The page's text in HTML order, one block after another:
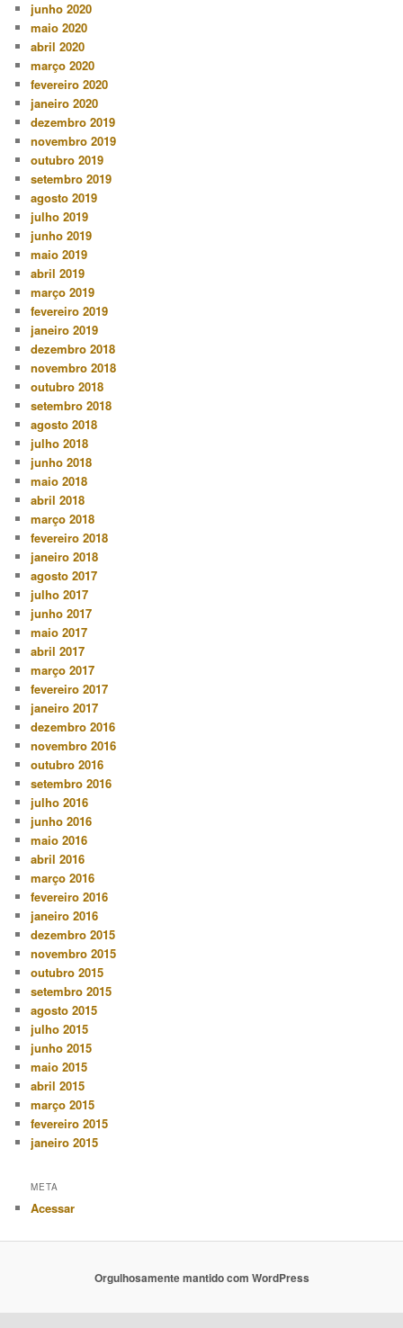
junho 2020
maio 2020
abril 2020
março 2020
fevereiro 2020
janeiro 2020
dezembro 2019
novembro 2019
outubro 2019
setembro 2019
agosto 2019
julho 2019
junho 2019
maio 2019
abril 2019
março 2019
fevereiro 2019
janeiro 2019
dezembro 2018
novembro 2018
outubro 2018
setembro 2018
agosto 2018
julho 2018
junho 2018
maio 2018
abril 2018
março 2018
fevereiro 2018
janeiro 2018
agosto 2017
julho 2017
junho 2017
maio 2017
abril 2017
março 2017
fevereiro 2017
janeiro 2017
dezembro 2016
novembro 2016
outubro 2016
setembro 2016
julho 2016
junho 2016
maio 2016
abril 2016
março 2016
fevereiro 2016
janeiro 2016
dezembro 2015
novembro 2015
outubro 2015
setembro 2015
agosto 2015
julho 2015
junho 2015
maio 2015
abril 2015
março 2015
fevereiro 2015
janeiro 2015
META
Acessar
Orgulhosamente mantido com WordPress